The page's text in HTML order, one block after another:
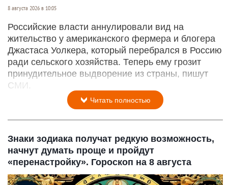
8 августа 2026 в 10:05
Российские власти аннулировали вид на
жительство у американского фермера и блогера
Джастаса Уолкера, который перебрался в Россию
ради сельского хозяйства. Теперь ему грозит
принудительное выдворение из страны, пишут
СМИ.
Читать полностью
Знаки зодиака получат редкую возможность,
начнут думать проще и пройдут
«перенастройку». Гороскоп на 8 августа